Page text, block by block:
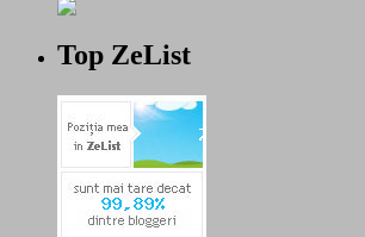
Top ZeList